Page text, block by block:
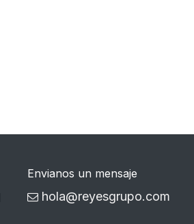
Envianos un mensaje
hola@reyesgrupo.com